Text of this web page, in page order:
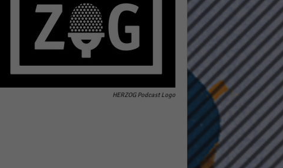
HERZOG Podcast Logo
Impressum